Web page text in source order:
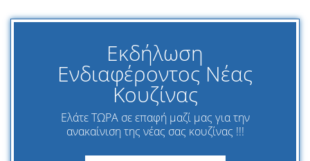
Εκδήλωση
Ενδιαφέροντος Νέας
Κουζίνας
Ελάτε ΤΩΡΑ σε επαφή μαζί μας για την
ανακαίνιση της νέας σας κουζίνας !!!